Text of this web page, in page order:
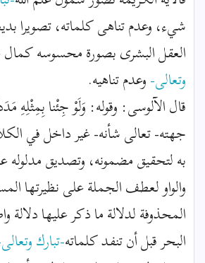
شيء، وعدم تناهى كلماته، تصويرا
العقل البشرى بصورة محسوسه كمال
وتعالى-وعدم تناهيه.
قال الآلوسى: وقوله: وَلَوْ جِئْنا بِمِثْلِهِ
جهته- تعالى شأنه- غير داخل في
به لتحقيق مضمونه، وتصديق مدلوله
والواو لعطف الجملة على نظيرتها
المحذوفة لدلالة ما ذكر عليها
البحر قبل أن تنفد كلماته-تبارك